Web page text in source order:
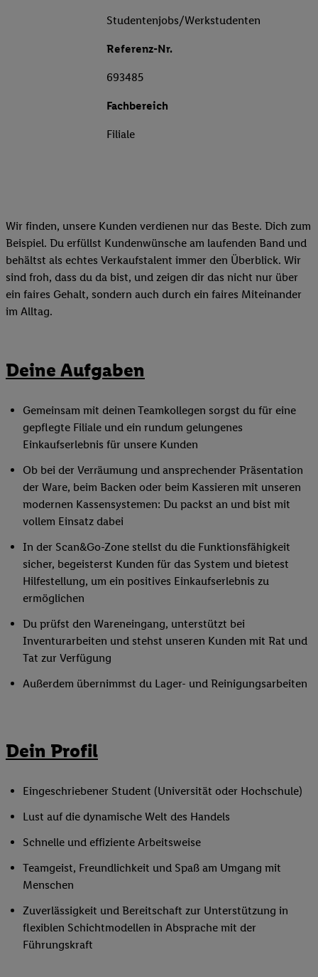
Studentenjobs/Werkstudenten
Referenz-Nr.
693485
Fachbereich
Filiale
Wir finden, unsere Kunden verdienen nur das Beste. Dich zum
Beispiel. Du erfüllst Kundenwünsche am laufenden Band und
behältst als echtes Verkaufstalent immer den Überblick. Wir
sind froh, dass du da bist, und zeigen dir das nicht nur über
ein faires Gehalt, sondern auch durch ein faires Miteinander
im Alltag.
Deine Aufgaben
Gemeinsam mit deinen Teamkollegen sorgst du für eine
gepflegte Filiale und ein rundum gelungenes
Einkaufserlebnis für unsere Kunden
Ob bei der Verräumung und ansprechender Präsentation
der Ware, beim Backen oder beim Kassieren mit unseren
modernen Kassensystemen: Du packst an und bist mit
vollem Einsatz dabei
In der Scan&Go-Zone stellst du die Funktionsfähigkeit
sicher, begeisterst Kunden für das System und bietest
Hilfestellung, um ein positives Einkaufserlebnis zu
ermöglichen
Du prüfst den Wareneingang, unterstützt bei
Inventurarbeiten und stehst unseren Kunden mit Rat und
Tat zur Verfügung
Außerdem übernimmst du Lager- und Reinigungsarbeiten
Dein Profil
Eingeschriebener Student (Universität oder Hochschule)
Lust auf die dynamische Welt des Handels
Schnelle und effiziente Arbeitsweise
Teamgeist, Freundlichkeit und Spaß am Umgang mit
Menschen
Zuverlässigkeit und Bereitschaft zur Unterstützung in
flexiblen Schichtmodellen in Absprache mit der
Führungskraft